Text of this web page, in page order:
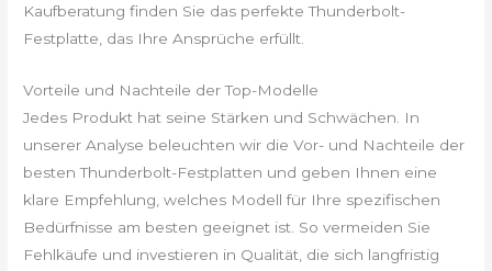
Kaufberatung finden Sie das perfekte Thunderbolt-
Festplatte, das Ihre Ansprüche erfüllt.
Vorteile und Nachteile der Top-Modelle
Jedes Produkt hat seine Stärken und Schwächen. In
unserer Analyse beleuchten wir die Vor- und Nachteile der
besten Thunderbolt-Festplatten und geben Ihnen eine
klare Empfehlung, welches Modell für Ihre spezifischen
Bedürfnisse am besten geeignet ist. So vermeiden Sie
Fehlkäufe und investieren in Qualität, die sich langfristig